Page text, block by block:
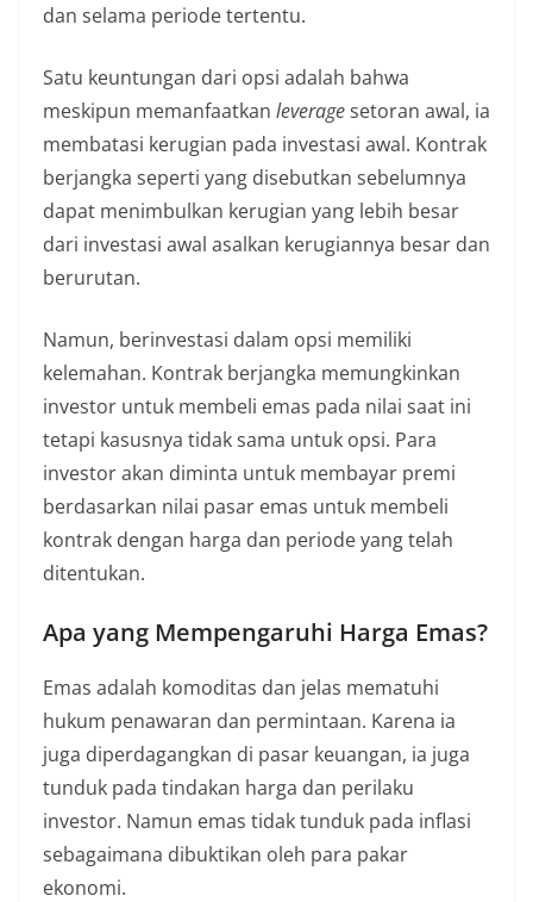
dan selama periode tertentu.
Satu keuntungan dari opsi adalah bahwa
meskipun memanfaatkan leveragesetoran awal, ia
membatasi kerugian pada investasi awal. Kontrak
berjangka seperti yang disebutkan sebelumnya
dapat menimbulkan kerugian yang lebih besar
dari investasi awal asalkan kerugiannya besar dan
berurutan.
Namun, berinvestasi dalam opsi memiliki
kelemahan. Kontrak berjangka memungkinkan
investor untuk membeli emas pada nilai saat ini
tetapi kasusnya tidak sama untuk opsi. Para
investor akan diminta untuk membayar premi
berdasarkan nilai pasar emas untuk membeli
kontrak dengan harga dan periode yang telah
ditentukan.
Apa yang Mempengaruhi Harga Emas?
Emas adalah komoditas dan jelas mematuhi
hukum penawaran dan permintaan. Karena ia
juga diperdagangkan di pasar keuangan, ia juga
tunduk pada tindakan harga dan perilaku
investor. Namun emas tidak tunduk pada inflasi
sebagaimana dibuktikan oleh para pakar
ekonomi.